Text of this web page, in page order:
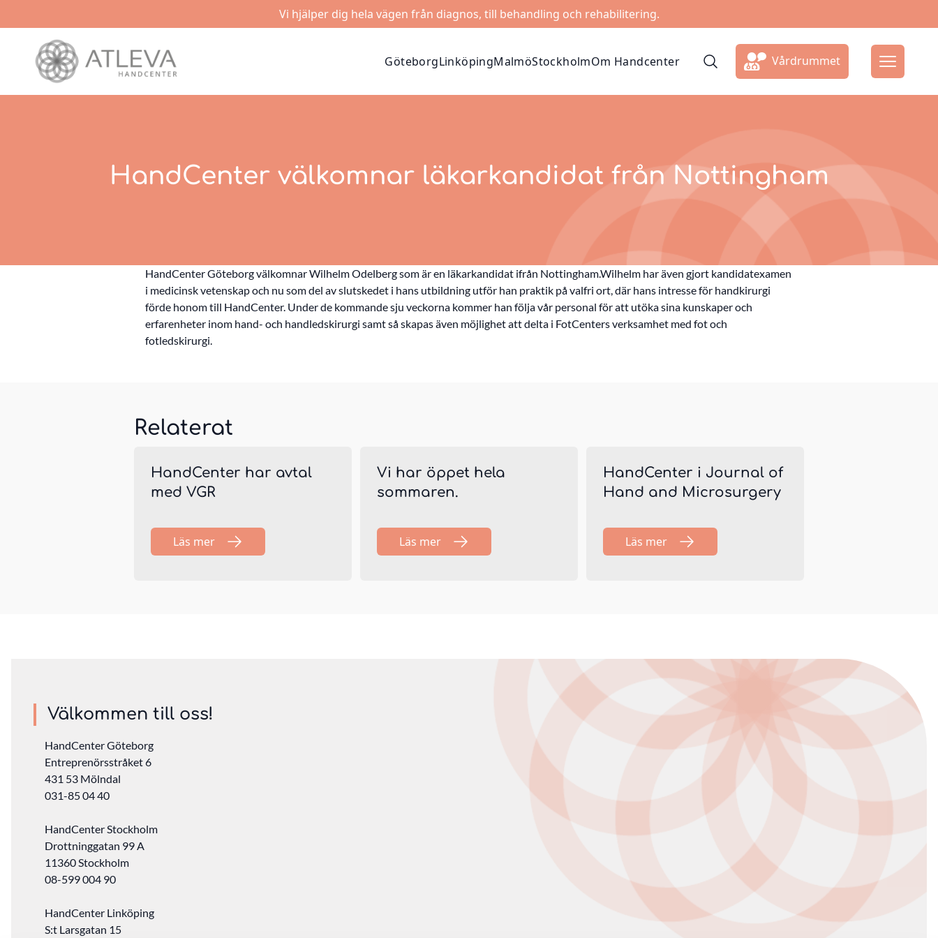
Vi hjälper dig hela vägen från diagnos, till behandling och rehabilitering.
GöteborgLinköpingMalmöStockholmOm Handcenter Vårdrummet
HandCenter välkomnar läkarkandidat från Nottingham
HandCenter Göteborg välkomnar Wilhelm Odelberg som är en läkarkandidat ifrån Nottingham.Wilhelm har även gjort kandidatexamen
i medicinsk vetenskap och nu som del av slutskedet i hans utbildning utför han praktik på valfri ort, där hans intresse för handkirurgi
förde honom till HandCenter. Under de kommande sju veckorna kommer han följa vår personal för att utöka sina kunskaper och
erfarenheter inom hand- och handledskirurgi samt så skapas även möjlighet att delta i FotCenters verksamhet med fot och
fotledskirurgi.
Relaterat
HandCenter har avtal
med VGR
Läs mer
Vi har öppet hela
sommaren.
Läs mer
HandCenter i Journal of
Hand and Microsurgery
Läs mer
Välkommen till oss!
HandCenter Göteborg
Entreprenörsstråket 6
431 53 Mölndal
031-85 04 40
HandCenter Stockholm
Drottninggatan 99 A
11360 Stockholm ‎
08-599 004 90
HandCenter Linköping
S:t Larsgatan 15